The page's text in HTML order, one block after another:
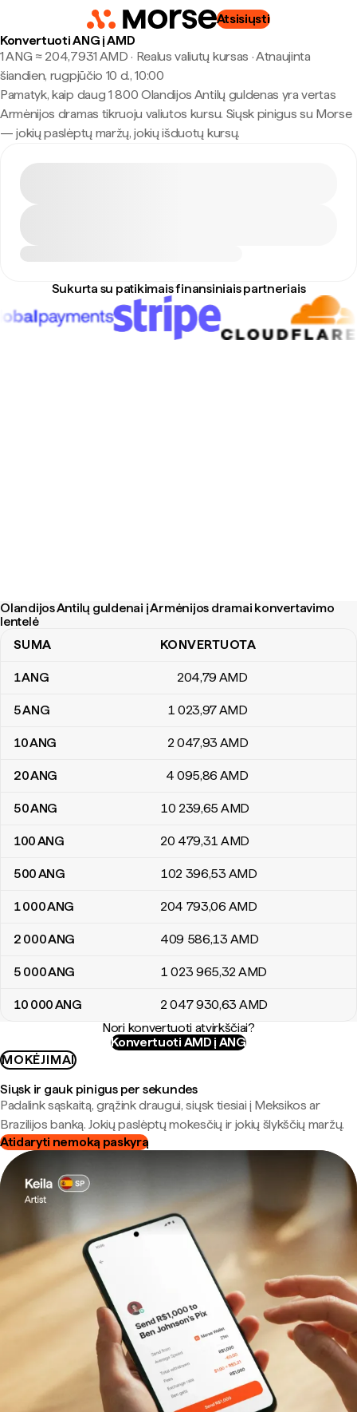
Atsisiųsti
Konvertuoti ANG į AMD
1 ANG ≈ 204,7931 AMD · Realus valiutų kursas ·Atnaujinta
šiandien, rugpjūčio 10 d., 10:00
Pamatyk, kaip daug 1 800 Olandijos Antilų guldenas yra vertas
Armėnijos dramas tikruoju valiutos kursu. Siųsk pinigus su Morse
— jokių paslėptų maržų, jokių išduotų kursų.
Sukurta su patikimais finansiniais partneriais
Olandijos Antilų guldenai į Armėnijos dramai konvertavimo
lentelė
Olandijos Antilų guldenai į Armėnijos dramai konvertavimo lentelė
SUMA KONVERTUOTA
1ANG 204,79 AMD
5ANG 1 023,97AMD
10ANG 2 047,93 AMD
20ANG 4 095,86 AMD
50ANG 10 239,65 AMD
100ANG 20 479,31 AMD
500ANG 102 396,53 AMD
1 000ANG 204 793,06 AMD
2 000ANG 409 586,13 AMD
5 000ANG 1 023 965,32AMD
10 000ANG 2 047 930,63 AMD
Nori konvertuoti atvirkščiai?
Konvertuoti AMD į ANG
MOKĖJIMAI
Siųsk ir gauk pinigus per sekundes
Padalink sąskaitą, grąžink draugui, siųsk tiesiai į Meksikos ar
Brazilijos banką. Jokių paslėptų mokesčių ir jokių šlykščių maržų.
Atidaryti nemoką paskyrą